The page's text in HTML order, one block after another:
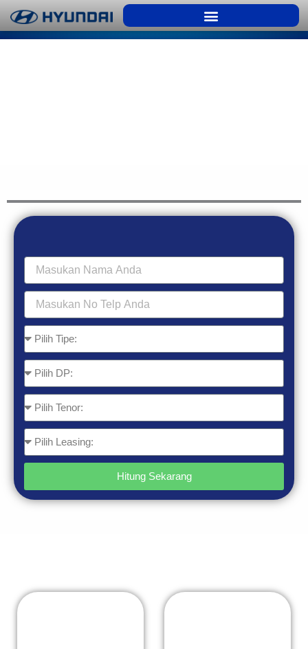
Nama
No
Telp
DP
Tenor
Leasing
Hitung Sekarang